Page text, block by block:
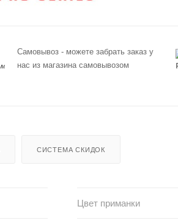
Самовывоз - можете забрать заказ у
нас из магазина самовывозом
СИСТЕМА СКИДОК
Цвет приманки